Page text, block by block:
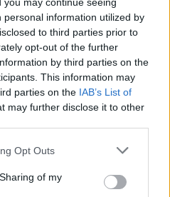
information utilized by
to third parties prior to
opt-out of the further
by third parties on the
This information may
parties on the IAB’s List of
may further disclose it to other
Opt Outs
of my
a mettervi in gioco e testare
Telegram